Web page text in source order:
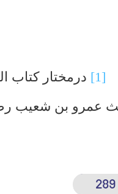
[1] درمختار کتاب
عمرو بن شعیب